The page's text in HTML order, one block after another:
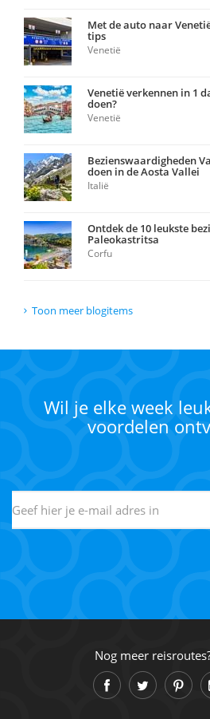
Met de auto naar
tips
Venetië
Venetië verkennen in 1
doen?
Venetië
Bezienswaardigheden
doen in de Aosta Vallei
Italië
Ontdek de 10 leukste
Paleokastritsa
Corfu
Toon meer blogitems
Wil je elke week
voordelen
Nog meer